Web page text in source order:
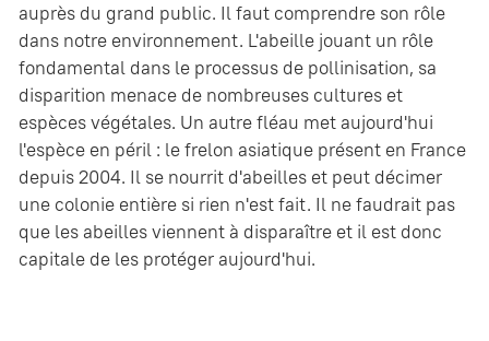
auprès du grand public. Il faut comprendre son rôle
dans notre environnement. L'abeille jouant un rôle
fondamental dans le processus de pollinisation, sa
disparition menace de nombreuses cultures et
espèces végétales. Un autre fléau met aujourd'hui
l'espèce en péril : le frelon asiatique présent en France
depuis 2004. Il se nourrit d'abeilles et peut décimer
une colonie entière si rien n'est fait. Il ne faudrait pas
que les abeilles viennent à disparaître et il est donc
capitale de les protéger aujourd'hui.